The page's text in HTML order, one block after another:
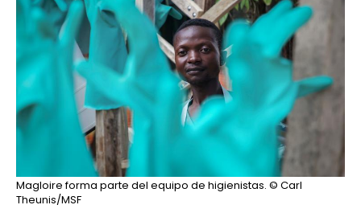
Magloire forma parte del equipo de higienistas. © Carl
Theunis/MSF